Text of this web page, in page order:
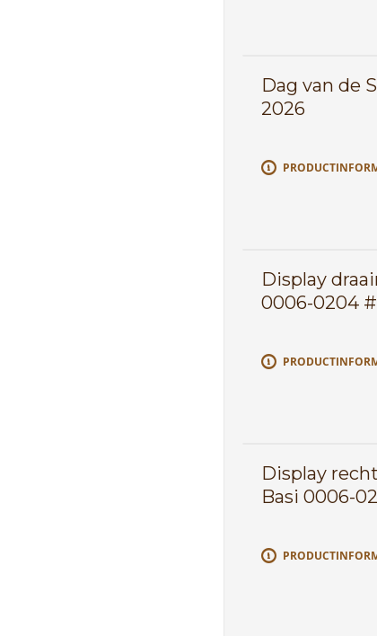
Dag van de
2026
Display
0006-0204 #
Display
Basi 0006-